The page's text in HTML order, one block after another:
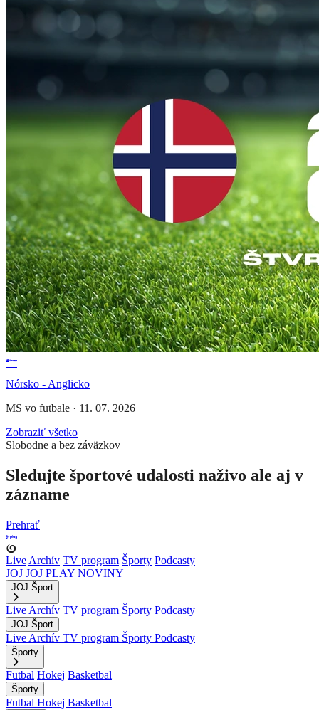
Nórsko - Anglicko
MS vo futbale · 11. 07. 2026
Zobraziť všetko
Slobodne a bez záväzkov
Sledujte športové udalosti naživo ale aj v
zázname
Prehrať
Live Archív TV program Športy Podcasty
JOJ JOJ PLAY NOVINY
JOJ Šport
Live Archív TV program Športy Podcasty
JOJ Šport
Live Archív TV program Športy Podcasty
Športy
Futbal Hokej Basketbal
Športy
Futbal Hokej Basketbal